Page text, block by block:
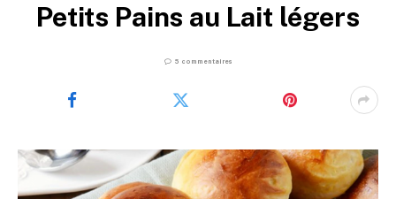
Petits Pains au Lait légers
5 commentaires